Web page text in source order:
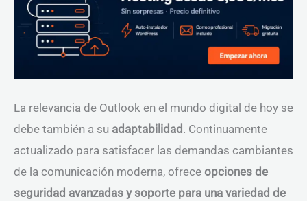
La relevancia de Outlook en el mundo digital de hoy se
debe también a su adaptabilidad. Continuamente
actualizado para satisfacer las demandas cambiantes
de la comunicación moderna, ofrece opciones de
seguridad avanzadas y soporte para una variedad de